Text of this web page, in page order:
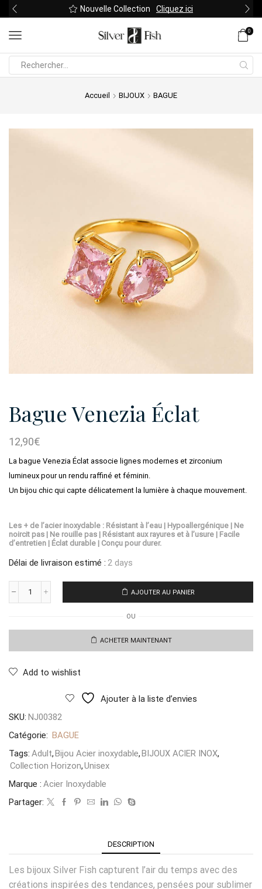
Nouvelle Collection Cliquez ici
0
Accueil BIJOUX BAGUE
Bague Venezia Éclat
12,90€
La bague Venezia Éclat associe lignes modernes et zirconium
lumineux pour un rendu raffiné et féminin.
Un bijou chic qui capte délicatement la lumière à chaque mouvement.
Les + de l’acier inoxydable : Résistant à l’eau | Hypoallergénique | Ne
noircit pas | Ne rouille pas | Résistant aux rayures et à l’usure | Facile
d’entretien | Éclat durable | Conçu pour durer.
Délai de livraison estimé : 2 days
quantité
Venezia
AJOUTER AU PANIER
OU
ACHETER MAINTENANT
Add to wishlist
Ajouter à la liste d’envies
SKU: NJ00382
Catégorie: BAGUE
Tags: Adult,Bijou Acier inoxydable,BIJOUX ACIER INOX,
Collection Horizon,Unisex
Marque : Acier Inoxydable
Partager:
DESCRIPTION
Les bijoux Silver Fish capturent l’air du temps avec des
créations inspirées des tendances, pensées pour sublimer